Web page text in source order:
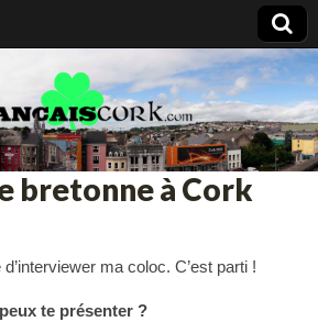
bretonne à Cork
d’interviewer ma coloc. C’est parti !
te présenter ?